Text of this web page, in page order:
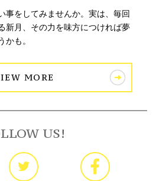
事をしてみませんか。実は、毎回
新月、その力を味方につければ夢
かも。
MORE
US!